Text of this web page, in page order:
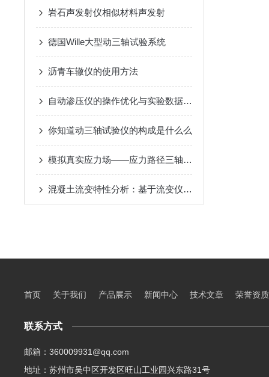
岩石声发射仪相似材料声发射
德国Wille大型动三轴试验系统
沥青车辙仪的使用方法
自动渗压仪的操作优化与实验数据分析方法
你知道动三轴试验仪的构成是什么么
模拟真实应力场——应力路径三轴仪的试验原理与岩土应用
混凝土流变特性分析：基于流变仪的实验研究
首页 关于我们 产品展示 新闻中心 技术文章 荣誉资质
联系方式
邮箱：360009931@qq.com
地址：苏州市吴中区开发区旺山工业园兴东路31号